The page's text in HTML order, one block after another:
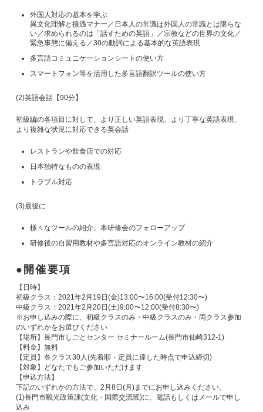
外国人対応の基本を学ぶ
異文化理解と接遇マナー／日本人の常識は外国人の常識とは限らな
い／求められるのは「話すための英語」／宗教などの世界の文化／
緊急事態に備える／30の動詞による基本的な英語表現
多言語コミュニケーションシートの使い方
スマートフォン等を活用した多言語翻訳ツールの使い方
(2)英語会話【90分】
初級編の各項目に対して、より正しい英語表現、より丁寧な英語表現、
より複雑な状況に対応できる英会話
レストランや飲食店での対応
日本独特なものの表現
トラブル対応
(3)最後に
様々なツールの紹介、本研修会のフォローアップ
研修後の自習用教材や多言語対応のオンライン教材の紹介
開催要項
【日時】
初級クラス：2021年2月19日(金)13:00〜16:00(受付12:30〜)
中級クラス：2021年2月20日(土)9:00〜12:00(受付8:30〜)
※お申し込みの際に、初級クラスのみ・中級クラスのみ・両クラス参加
のいずれかをお選びください
【場所】長門市しごとセンター セミナールーム(長門市仙崎312-1)
【料金】無料
【定員】各クラス30人(先着順・定員に達した時点で申込締切)
【対象】どなたでもご参加いただけます
【申込方法】
下記のいずれかの方法で、2月8日(月)までにお申し込みください。
(1)長門市観光政策課(文化・国際交流班)に、電話もしくはメールで申し
込み